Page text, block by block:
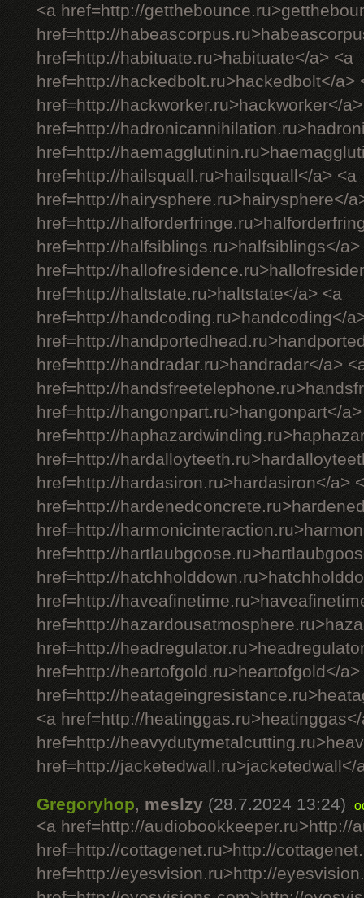
<a href=http://
href=http://
href=http://habituate.ru>habituate</a> <a
href=http://hackedbolt.ru>hackedbolt</a>
href=http://hackworker.ru>hackworker</
href=http://
href=http://
href=http://hailsquall.ru>hailsquall</a> <a
href=http://hairysphere.ru>hairysphere</
href=http://
href=http://halfsiblings.ru>halfsiblings</a>
href=http://
href=http://haltstate.ru>haltstate</a> <a
href=http://handcoding.ru>handcoding</
href=http://
href=http://handradar.ru>handradar</a>
href=http://
href=http://hangonpart.ru>hangonpart</
href=http://
href=http://
href=http://hardasiron.ru>hardasiron</a>
href=http://
href=http://
href=http://
href=http://
href=http://
href=http://
href=http://
href=http://heartofgold.ru>heartofgold</a>
href=http://
<a href=http://
href=http://
href=http://jacketedwall.ru>jacketedwall</
Gregoryhop, meslzy (28.7.2024 13:24)
<a href=http://audiobookkeeper.ru>http://
href=http://cottagenet.ru>http://
href=http://eyesvision.ru>http://